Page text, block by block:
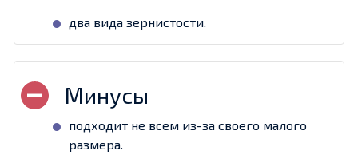
два вида зернистости.
подходит не всем из-за своего малого
размера.